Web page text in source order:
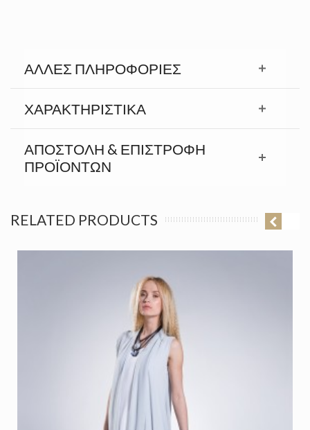
ΆΛΛΕΣ ΠΛΗΡΟΦΟΡΊΕΣ
ΧΑΡΑΚΤΗΡΙΣΤΙΚΆ
ΑΠΟΣΤΟΛΉ & ΕΠΙΣΤΡΟΦΉ
ΠΡΟΪΟΝΤΩΝ
RELATED PRODUCTS